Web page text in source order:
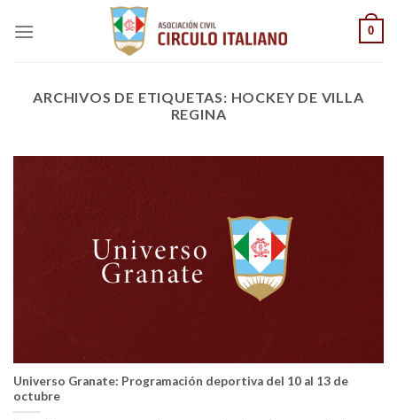
0
ARCHIVOS DE ETIQUETAS: HOCKEY DE VILLA
REGINA
Universo Granate: Programación deportiva del 10 al 13 de
octubre